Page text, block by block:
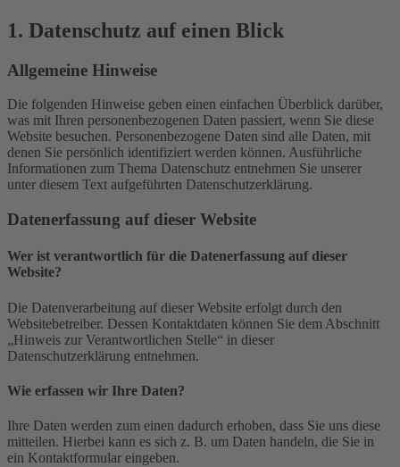
1. Datenschutz auf einen Blick
Allgemeine Hinweise
Die folgenden Hinweise geben einen einfachen Überblick darüber,
was mit Ihren personenbezogenen Daten passiert, wenn Sie diese
Website besuchen. Personenbezogene Daten sind alle Daten, mit
denen Sie persönlich identifiziert werden können. Ausführliche
Informationen zum Thema Datenschutz entnehmen Sie unserer
unter diesem Text aufgeführten Datenschutzerklärung.
Datenerfassung auf dieser Website
Wer ist verantwortlich für die Datenerfassung auf dieser
Website?
Die Datenverarbeitung auf dieser Website erfolgt durch den
Websitebetreiber. Dessen Kontaktdaten können Sie dem Abschnitt
„Hinweis zur Verantwortlichen Stelle“ in dieser
Datenschutzerklärung entnehmen.
Wie erfassen wir Ihre Daten?
Ihre Daten werden zum einen dadurch erhoben, dass Sie uns diese
mitteilen. Hierbei kann es sich z. B. um Daten handeln, die Sie in
ein Kontaktformular eingeben.